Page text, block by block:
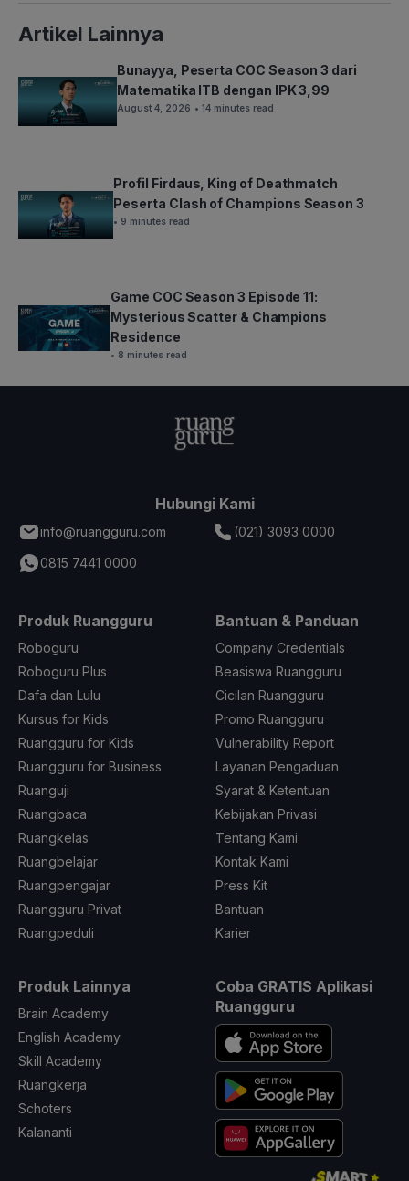
Artikel Lainnya
Bunayya, Peserta COC Season 3 dari
Matematika ITB dengan IPK 3,99
August 4, 2026 • 14 minutes read
Profil Firdaus, King of Deathmatch
Peserta Clash of Champions Season 3
• 9 minutes read
Game COC Season 3 Episode 11:
Mysterious Scatter & Champions
Residence
• 8 minutes read
Hubungi Kami
info@ruangguru.com
(021) 3093 0000
0815 7441 0000
Produk Ruangguru
Roboguru
Roboguru Plus
Dafa dan Lulu
Kursus for Kids
Ruangguru for Kids
Ruangguru for Business
Ruanguji
Ruangbaca
Ruangkelas
Ruangbelajar
Ruangpengajar
Ruangguru Privat
Ruangpeduli
Bantuan & Panduan
Company Credentials
Beasiswa Ruangguru
Cicilan Ruangguru
Promo Ruangguru
Vulnerability Report
Layanan Pengaduan
Syarat & Ketentuan
Kebijakan Privasi
Tentang Kami
Kontak Kami
Press Kit
Bantuan
Karier
Produk Lainnya
Brain Academy
English Academy
Skill Academy
Ruangkerja
Schoters
Kalananti
Coba GRATIS Aplikasi
Ruangguru